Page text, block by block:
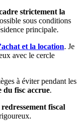
strictement la
sous conditions
principale.
et la location. Je
avec le cercle
à éviter pendant les
du fisc accrue.
fiscal